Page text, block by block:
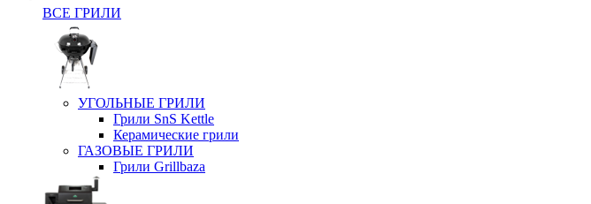
ВСЕ ГРИЛИ
УГОЛЬНЫЕ ГРИЛИ
Грили SnS Kettle
Керамические грили
ГАЗОВЫЕ ГРИЛИ
Грили Grillbaza